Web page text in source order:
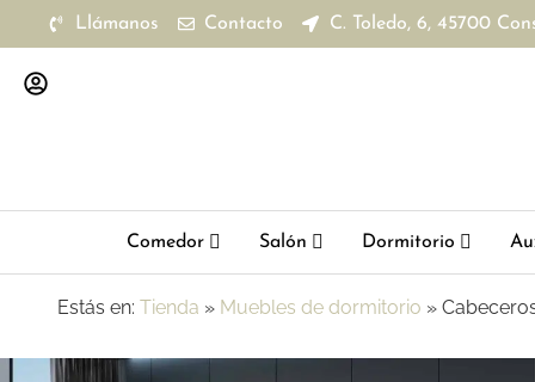
Llámanos Contacto C. Toledo, 6, 45700
Comedor Salón Dormitorio
Estás en: Tienda » Muebles de dormitorio »